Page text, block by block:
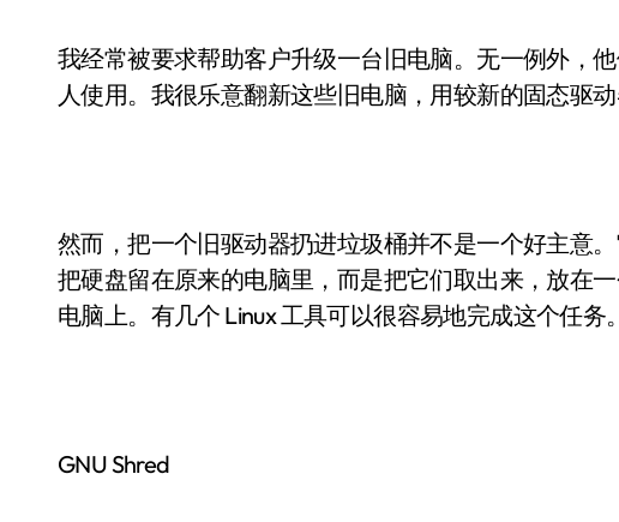
我经常被要求帮助客户升级一台旧电脑。无一例外，
人使用。我很乐意翻新这些旧电脑，用较新的固态驱
然而，把一个旧驱动器扔进垃圾桶并不是一个好主意
把硬盘留在原来的电脑里，而是把它们取出来，放在
电脑上。有几个 Linux 工具可以很容易地完成这个任务
GNU Shred